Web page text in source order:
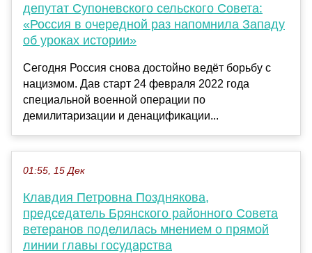
депутат Супоневского сельского Совета:
«Россия в очередной раз напомнила Западу
об уроках истории»
Сегодня Россия снова достойно ведёт борьбу с
нацизмом. Дав старт 24 февраля 2022 года
специальной военной операции по
демилитаризации и денацификации...
01:55, 15 Дек
Клавдия Петровна Позднякова,
председатель Брянского районного Совета
ветеранов поделилась мнением о прямой
линии главы государства